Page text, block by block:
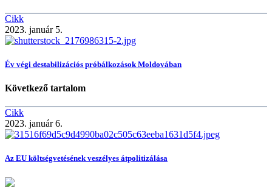
Cikk
2023. január 5.
Év végi destabilizációs próbálkozások Moldovában
Következő tartalom
Cikk
2023. január 6.
Az EU költségvetésének veszélyes átpolitizálása